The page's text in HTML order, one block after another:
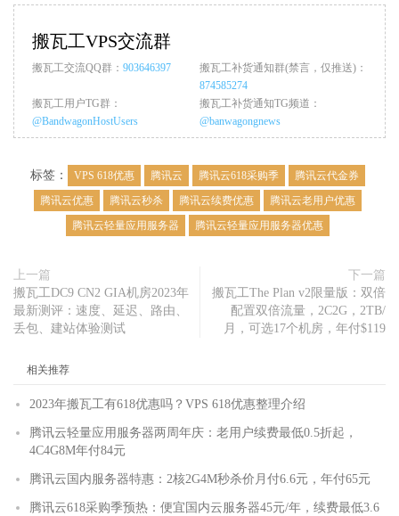
搬瓦工VPS交流群
搬瓦工交流QQ群： 903646397
搬瓦工补货通知群(禁言，仅推送)：
874585274
搬瓦工用户TG群：
@BandwagonHostUsers
搬瓦工补货通知TG频道：
@banwagongnews
标签： VPS 618优惠 腾讯云 腾讯云618采购季
腾讯云代金券
腾讯云优惠
腾讯云秒杀 腾讯云续费优惠
腾讯云老用户优惠
腾讯云轻量应用服务器
腾讯云轻量应用服务器优惠
上一篇
搬瓦工DC9 CN2 GIA机房2023年
最新测评：速度、延迟、路由、
丢包、建站体验测试
下一篇
搬瓦工The Plan v2限量版：双倍
配置双倍流量，2C2G，2TB/
月，可选17个机房，年付$119
相关推荐
2023年搬瓦工有618优惠吗？VPS 618优惠整理介绍
腾讯云轻量应用服务器两周年庆：老用户续费最低0.5折起，
4C4G8M年付84元
腾讯云国内服务器特惠：2核2G4M秒杀价月付6.6元，年付65元
腾讯云618采购季预热：便宜国内云服务器45元/年，续费最低3.6